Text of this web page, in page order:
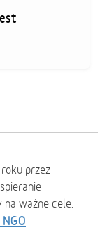
przez
na ważne cele.